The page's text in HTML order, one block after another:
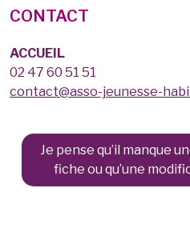
CONTACT
ACCUEIL
02 47 60 51 51
contact@asso-jeunesse-
Je pense qu’il manque
fiche ou qu’une